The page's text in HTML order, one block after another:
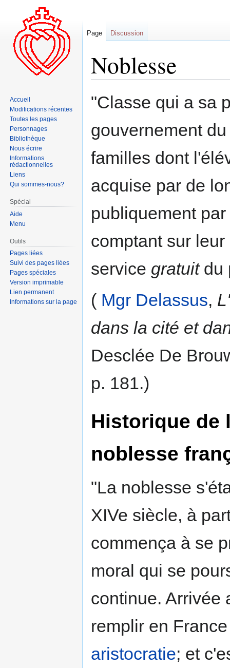
Noblesse
navigation
recherche
"Classe qui a sa
gouvernement
familles dont
acquise par de
publiquement par
comptant sur
service gratuitdu
( Mgr Delassus,
dans la cité et
Desclée De
p. 181.)
Historique de
noblesse
"La noblesse
XIVe siècle, à
commença à se
moral qui se
continue. Arrivée
remplir en
aristocratie; et
Page Discussion
Accueil
Modifications récentes
Toutes les pages
Personnages
Bibliothèque
Nous écrire
Informations
rédactionnelles
Liens
Qui sommes-nous?
Spécial
Aide
Menu
Outils
Pages liées
Suivi des pages liées
Pages spéciales
Version imprimable
Lien permanent
Informations sur la page